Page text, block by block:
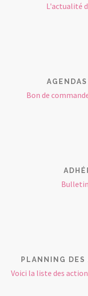
L'actualité
Bon de
PLANNING
Voici la liste des